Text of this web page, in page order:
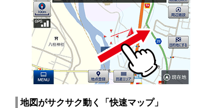
地図がサクサク動く「快速マップ」